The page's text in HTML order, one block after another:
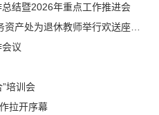
结暨2026年重点工作推进会
处为退休教师举行欢送座谈会
议
培训会
拉开序幕